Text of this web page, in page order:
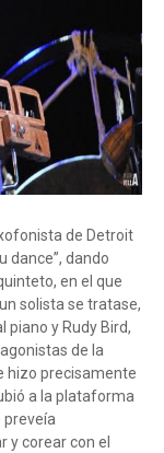
de Detroit
dance”, dando
en el que
solista se tratase,
piano y Rudy Bird,
de la
hizo precisamente
a la plataforma
preveía
y corear con el